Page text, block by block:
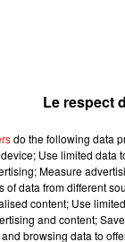
du 12
capacité, au
dans un
comprend
4 000 doses du
Les
Le respect
do the following data
Use limited data
Measure
of data from different
content; Use
and content;
browsing data to